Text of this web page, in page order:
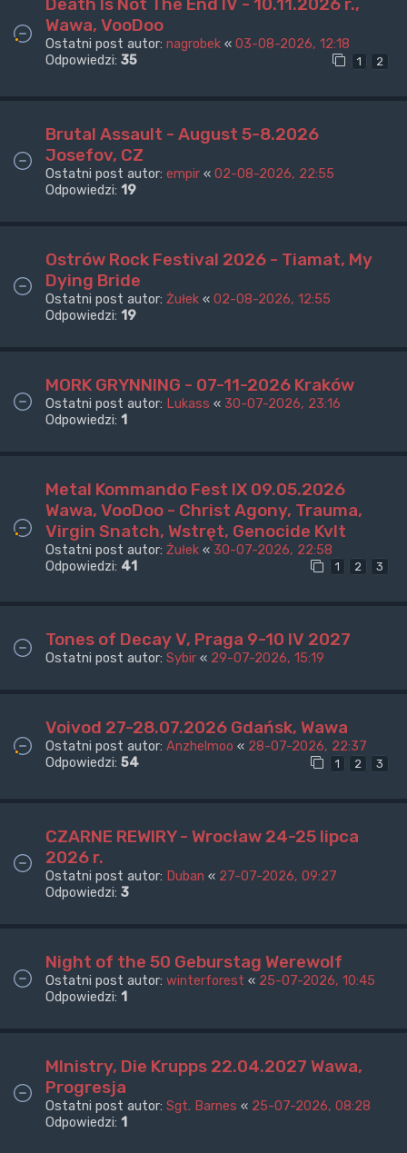
Wawa, VooDoo
Ostatni post autor: nagrobek « 03-08-2026, 12:18
Odpowiedzi: 35 1 2
Brutal Assault - August 5-8.2026
Josefov, CZ
Ostatni post autor: empir « 02-08-2026, 22:55
Odpowiedzi: 19
Ostrów Rock Festival 2026 - Tiamat, My
Dying Bride
Ostatni post autor: Żułek « 02-08-2026, 12:55
Odpowiedzi: 19
MORK GRYNNING - 07-11-2026 Kraków
Ostatni post autor: Lukass « 30-07-2026, 23:16
Odpowiedzi: 1
Metal Kommando Fest IX 09.05.2026
Wawa, VooDoo - Christ Agony, Trauma,
Virgin Snatch, Wstręt, Genocide Kvlt
Ostatni post autor: Żułek « 30-07-2026, 22:58
Odpowiedzi: 41 1 2 3
Tones of Decay V, Praga 9-10 IV 2027
Ostatni post autor: Sybir « 29-07-2026, 15:19
Voivod 27-28.07.2026 Gdańsk, Wawa
Ostatni post autor: Anzhelmoo « 28-07-2026, 22:37
Odpowiedzi: 54 1 2 3
CZARNE REWIRY - Wrocław 24-25 lipca
2026 r.
Ostatni post autor: Duban « 27-07-2026, 09:27
Odpowiedzi: 3
Night of the 50 Geburstag Werewolf
Ostatni post autor: winterforest « 25-07-2026, 10:45
Odpowiedzi: 1
MInistry, Die Krupps 22.04.2027 Wawa,
Progresja
Ostatni post autor: Sgt. Barnes « 25-07-2026, 08:28
Odpowiedzi: 1